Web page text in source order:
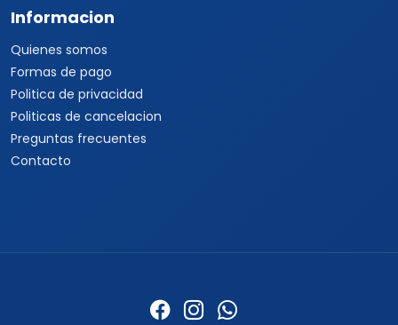
Informacion
Quienes somos
Formas de pago
Politica de privacidad
Politicas de cancelacion
Preguntas frecuentes
Contacto